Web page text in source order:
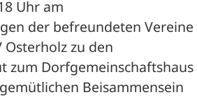
Uhr am
der befreundeten Vereine
zu den
zum Dorfgemeinschaftshaus
Beisammensein